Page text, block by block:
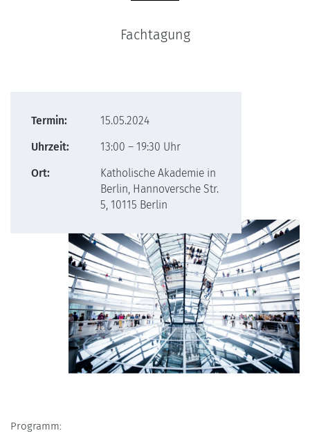
Fachtagung
Termin:
15.05.2024
Uhrzeit:
13:00 – 19:30 Uhr
Ort:
Katholische Akademie in
Berlin, Hannoversche Str.
5, 10115 Berlin
Programm: